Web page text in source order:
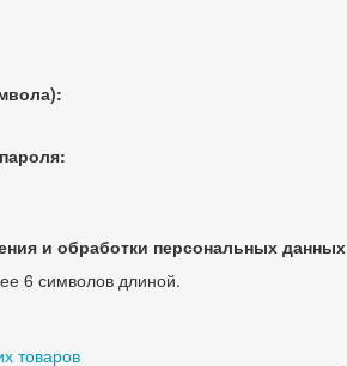
и обработки персональных данных
6 символов длиной.